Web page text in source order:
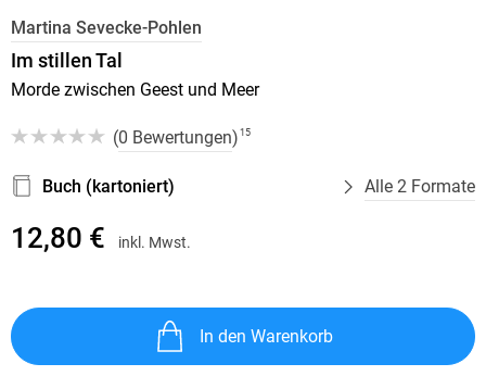
Martina Sevecke-Pohlen
Im stillen Tal
Morde zwischen Geest und Meer
(0 Bewertungen) 15
Buch (kartoniert) Alle 2 Formate
12,80 € inkl. Mwst.
In den Warenkorb